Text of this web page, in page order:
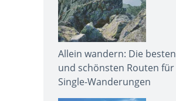
Allein wandern: Die
und schönsten Routen für
Single-Wanderungen